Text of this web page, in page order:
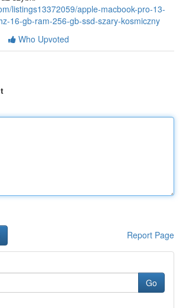
listings13372059/apple-macbook-pro-13-
16-gb-ram-256-gb-ssd-szary-kosmiczny
Who Upvoted
Report Page
Go